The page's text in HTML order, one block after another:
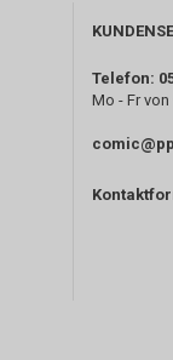
Telefon:
Mo - Fr von